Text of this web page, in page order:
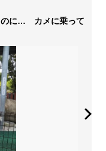
のに… カメに乗って